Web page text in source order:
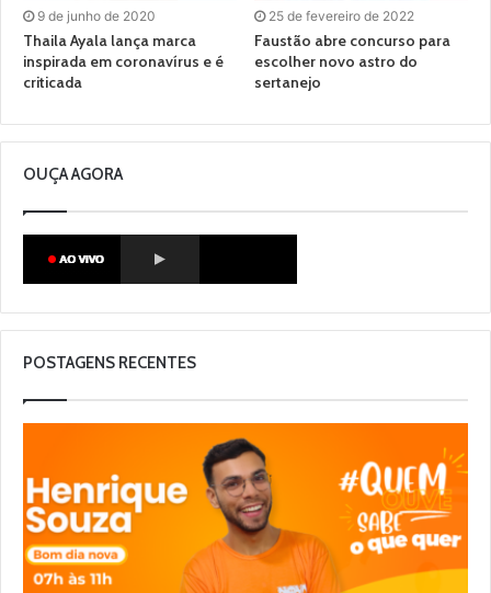
9 de junho de 2020
Thaila Ayala lança marca
inspirada em coronavírus e é
criticada
25 de fevereiro de 2022
Faustão abre concurso para
escolher novo astro do
sertanejo
OUÇA AGORA
POSTAGENS RECENTES